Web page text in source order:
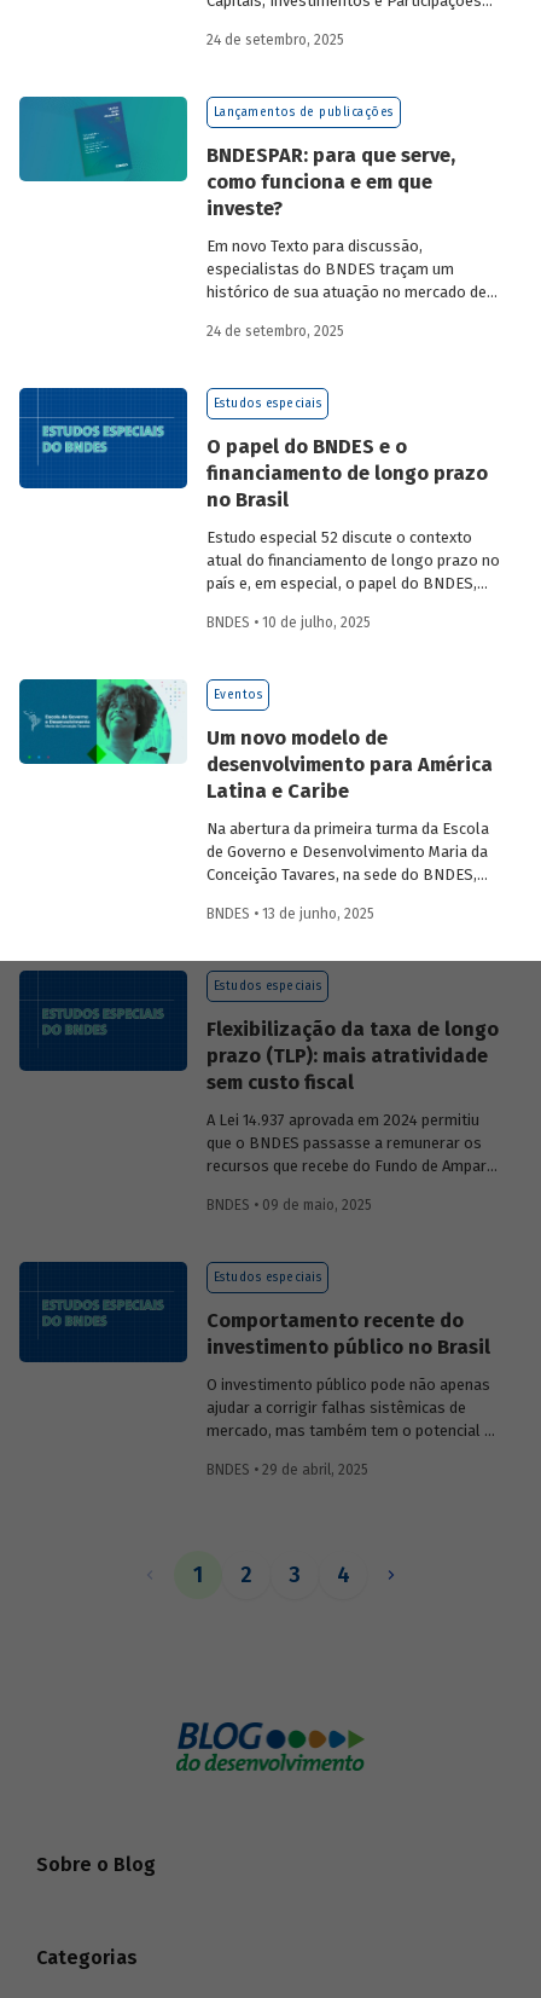
novas empresas investidas pela
Finanças e Gente e Gestão da Santa Clara
Agrociência Industrial, e Eduardo Couto,
importância da atuação de bancos de
desenvolvimento no mercado de capitais,
a nova estratégia do BNDES e os planos
24 de setembro, 2025
Lançamentos de publicações
BNDESPAR: para que serve,
como funciona e em que
investe?
Em novo Texto para discussão,
especialistas do BNDES traçam um
histórico de sua atuação no mercado de
atividade para o desenvolvimento e
investimentos da BNDESPAR.
24 de setembro, 2025
Estudos especiais
O papel do BNDES e o
financiamento de longo prazo
no Brasil
Estudo especial 52 discute o contexto
atual do financiamento de longo prazo no
país e, em especial, o papel do BNDES,
mercado de crédito e a evolução das
BNDES • 10 de julho, 2025
Eventos
Um novo modelo de
desenvolvimento para América
Latina e Caribe
Na abertura da primeira turma da Escola
de Governo e Desenvolvimento Maria da
Conceição Tavares, na sede do BNDES,
José Manuel Salazar-Xirinachs, Secretário
Ministra de Gestão e Inovação para o
Setor Público debatarem um novo
região.
BNDES • 13 de junho, 2025
Estudos especiais
Flexibilização da taxa de longo
prazo (TLP): mais atratividade
sem custo fiscal
A Lei 14.937 aprovada em 2024 permitiu
que o BNDES passasse a remunerar os
recursos que recebe do Fundo de Amparo
quanto por taxas nominais prefixadas de
impacto dessa mudança na atratividade
do apoio do BNDES.
BNDES • 09 de maio, 2025
Estudos especiais
Comportamento recente do
investimento público no Brasil
O investimento público pode não apenas
ajudar a corrigir falhas sistêmicas de
mercado, mas também tem o potencial de
economia, com efeitos multiplicadores e
do investi­mento público no Brasil nos
BNDES • 29 de abril, 2025
1 2 3 4
Sobre o Blog
Categorias